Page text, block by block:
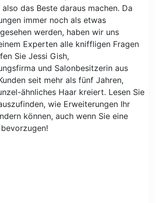
also das Beste daraus machen. Da
immer noch als etwas
werden, haben wir uns
Experten alle kniffligen Fragen
Sie Jessi Gish,
und Salonbesitzerin aus
seit mehr als fünf Jahren,
ähnliches Haar kreiert. Lesen Sie
wie Erweiterungen Ihr
können, auch wenn Sie eine